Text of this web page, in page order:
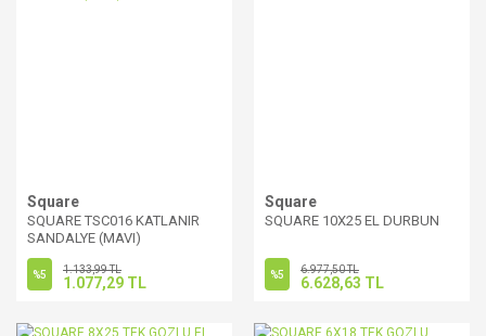
Square
SQUARE TSC016 KATLANIR
SANDALYE (MAVI)
%5 1.133,99 TL
1.077,29 TL
Square
SQUARE 10X25 EL DURBUN
%5 6.977,50 TL
6.628,63 TL